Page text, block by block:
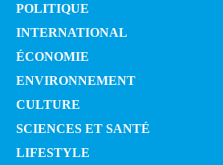
POLITIQUE
INTERNATIONAL
ÉCONOMIE
ENVIRONNEMENT
CULTURE
SCIENCES ET SANTÉ
LIFESTYLE